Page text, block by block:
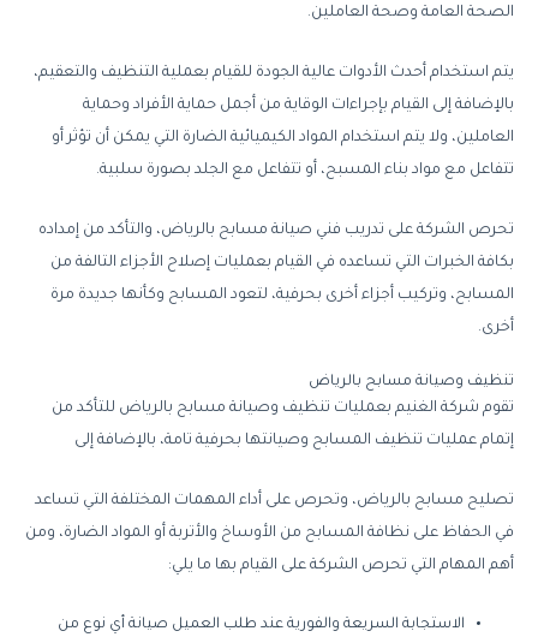
الصحة العامة وصحة العاملين.
يتم استخدام أحدث الأدوات عالية الجودة للقيام بعملية التنظيف والتعقيم،
بالإضافة إلى القيام بإجراءات الوقاية من أجمل حماية الأفراد وحماية
العاملين، ولا يتم استخدام المواد الكيميائية الضارة التي يمكن أن تؤثر أو
تتفاعل مع مواد بناء المسبح، أو تتفاعل مع الجلد بصورة سلبية.
تحرص الشركة على تدريب فني صيانة مسابح بالرياض، والتأكد من إمداده
بكافة الخبرات التي تساعده في القيام بعمليات إصلاح الأجزاء التالفة من
المسابح، وتركيب أجزاء أخرى بحرفية، لتعود المسابح وكأنها جديدة مرة
أخرى.
تنظيف وصيانة مسابح بالرياض
تقوم شركة الغنيم بعمليات تنظيف وصيانة مسابح بالرياض للتأكد من
إتمام عمليات تنظيف المسابح وصيانتها بحرفية تامة، بالإضافة إلى
تصليح مسابح بالرياض، وتحرص على أداء المهمات المختلفة التي تساعد
في الحفاظ على نظافة المسابح من الأوساخ والأتربة أو المواد الضارة، ومن
أهم المهام التي تحرص الشركة على القيام بها ما يلي:
الاستجابة السريعة والفورية عند طلب العميل صيانة أي نوع من